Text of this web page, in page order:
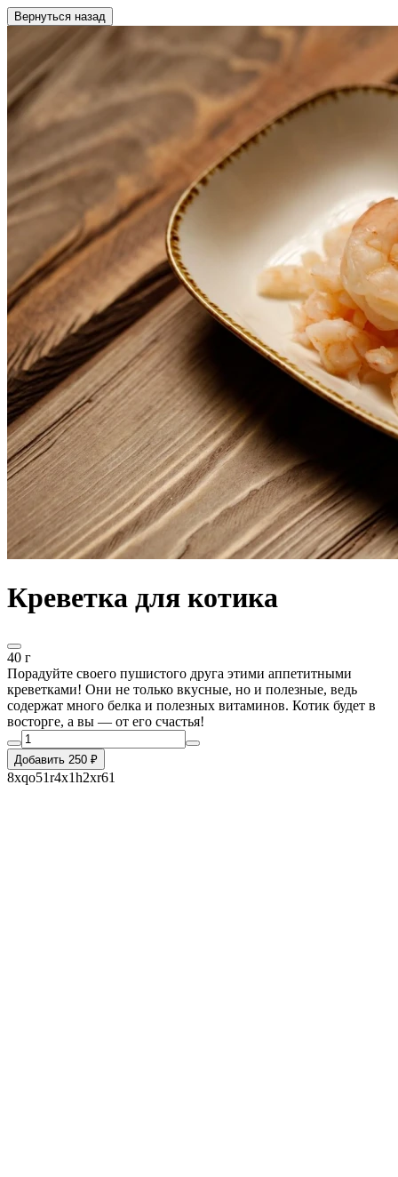
Вернуться назад
Креветка для котика
40 г
Порадуйте своего пушистого друга этими аппетитными
креветками! Они не только вкусные, но и полезные, ведь
содержат много белка и полезных витаминов. Котик будет в
восторге, а вы — от его счастья!
Добавить 250 ₽
8xqo51r4x1h2xr61